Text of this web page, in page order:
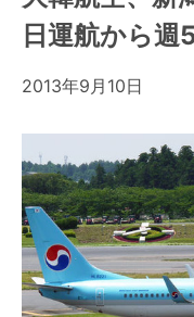
日運航から
2013年9月10日